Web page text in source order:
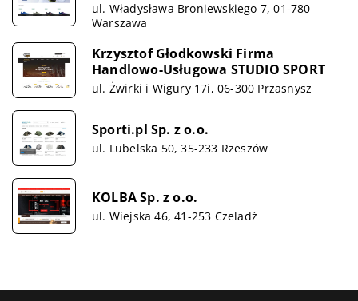
ul. Władysława Broniewskiego 7, 01-780
Warszawa
Krzysztof Głodkowski Firma
Handlowo-Usługowa STUDIO SPORT
ul. Żwirki i Wigury 17i, 06-300 Przasnysz
Sporti.pl Sp. z o.o.
ul. Lubelska 50, 35-233 Rzeszów
KOLBA Sp. z o.o.
ul. Wiejska 46, 41-253 Czeladź